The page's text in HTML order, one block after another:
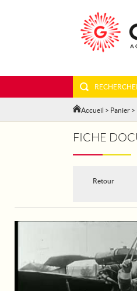
Accueil > Panier >
FICHE
Retour